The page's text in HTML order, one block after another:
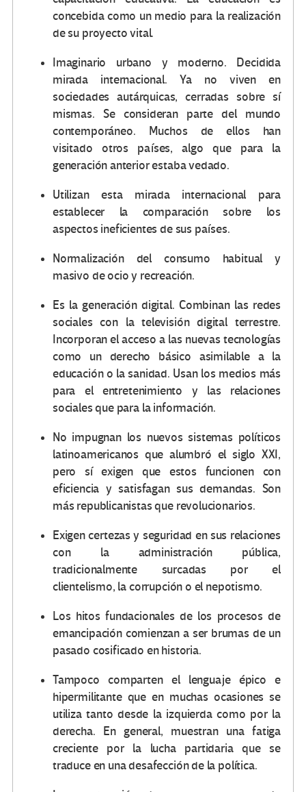
concebida como un medio para la realización
de su proyecto vital.
Imaginario urbano y moderno. Decidida
mirada internacional. Ya no viven en
sociedades autárquicas, cerradas sobre sí
mismas. Se consideran parte del mundo
contemporáneo. Muchos de ellos han
visitado otros países, algo que para la
generación anterior estaba vedado.
Utilizan esta mirada internacional para
establecer la comparación sobre los
aspectos ineficientes de sus países.
Normalización del consumo habitual y
masivo de ocio y recreación.
Es la generación digital. Combinan las redes
sociales con la televisión digital terrestre.
Incorporan el acceso a las nuevas tecnologías
como un derecho básico asimilable a la
educación o la sanidad. Usan los medios más
para el entretenimiento y las relaciones
sociales que para la información.
No impugnan los nuevos sistemas políticos
latinoamericanos que alumbró el siglo XXI,
pero sí exigen que estos funcionen con
eficiencia y satisfagan sus demandas. Son
más republicanistas que revolucionarios.
Exigen certezas y seguridad en sus relaciones
con la administración pública,
tradicionalmente surcadas por el
clientelismo, la corrupción o el nepotismo.
Los hitos fundacionales de los procesos de
emancipación comienzan a ser brumas de un
pasado cosificado en historia.
Tampoco comparten el lenguaje épico e
hipermilitante que en muchas ocasiones se
utiliza tanto desde la izquierda como por la
derecha. En general, muestran una fatiga
creciente por la lucha partidaria que se
traduce en una desafección de la política.